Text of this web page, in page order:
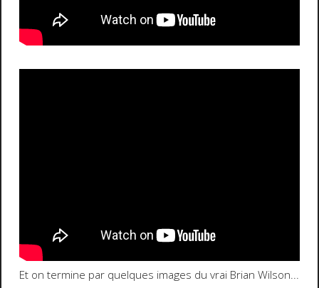
Et on termine par quelques images du vrai Brian Wilson...